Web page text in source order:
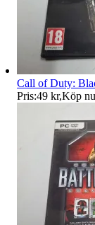
Ersättning
Call of Duty:
Pris:49 kr,Köp nu